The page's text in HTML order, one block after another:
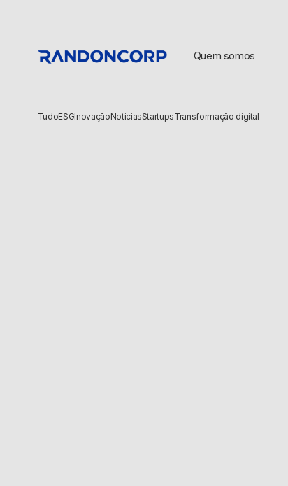
Quem somos
TudoESGInovaçãoNoticiasStartupsTransformação digital